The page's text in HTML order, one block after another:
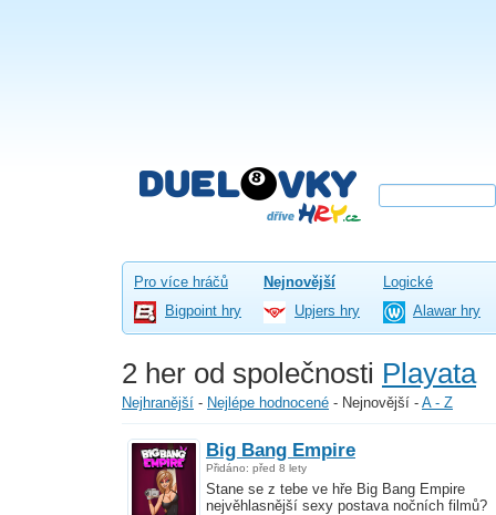
Pro více hráčů Nejnovější
Logické
Bigpoint hry
Upjers hry Alawar hry
2 her od společnosti Playata
Nejhranější - Nejlépe hodnocené - Nejnovější - A - Z
Big Bang Empire
Přidáno: před 8 lety
Stane se z tebe ve hře Big Bang Empire
nejvěhlasnější sexy postava nočních filmů?